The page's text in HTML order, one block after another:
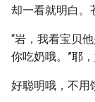
却一看就明白。
“岩，我看宝贝
你吃奶哦。”耶
好聪明哦，不用